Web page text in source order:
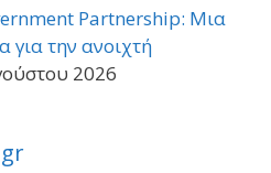
Partnership: Μια
την ανοιχτή
2026